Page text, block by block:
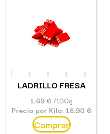
LADRILLO FRESA
1.69 €/100g
Precio por Kilo: 16.90 €
Comprar